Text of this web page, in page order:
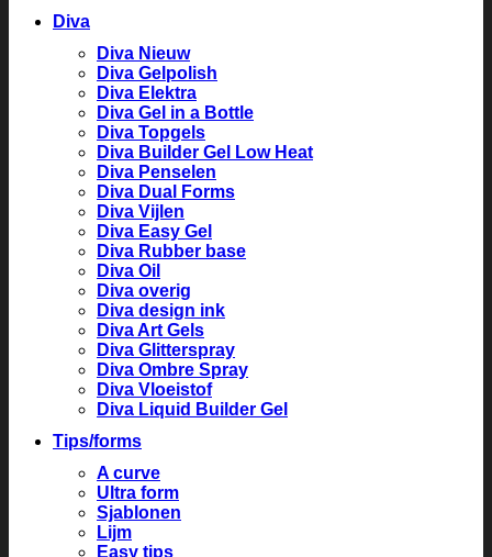
Diva
Diva Nieuw
Diva Gelpolish
Diva Elektra
Diva Gel in a Bottle
Diva Topgels
Diva Builder Gel Low Heat
Diva Penselen
Diva Dual Forms
Diva Vijlen
Diva Easy Gel
Diva Rubber base
Diva Oil
Diva overig
Diva design ink
Diva Art Gels
Diva Glitterspray
Diva Ombre Spray
Diva Vloeistof
Diva Liquid Builder Gel
Tips/forms
A curve
Ultra form
Sjablonen
Lijm
Easy tips